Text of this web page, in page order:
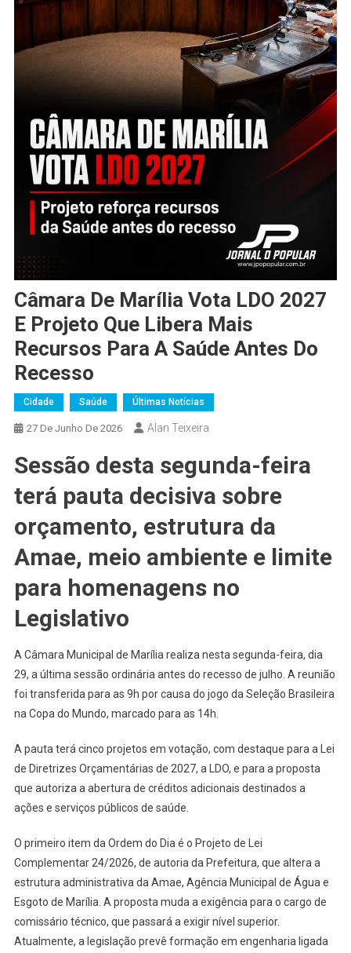
Câmara De Marília Vota LDO 2027
E Projeto Que Libera Mais
Recursos Para A Saúde Antes Do
Recesso
Cidade Saúde Últimas Notícias
27 De Junho De 2026 Alan Teixeira
Sessão desta segunda-feira
terá pauta decisiva sobre
orçamento, estrutura da
Amae, meio ambiente e limite
para homenagens no
Legislativo
A Câmara Municipal de Marília realiza nesta segunda-feira, dia
29, a última sessão ordinária antes do recesso de julho. A reunião
foi transferida para as 9h por causa do jogo da Seleção Brasileira
na Copa do Mundo, marcado para as 14h.
A pauta terá cinco projetos em votação, com destaque para a Lei
de Diretrizes Orçamentárias de 2027, a LDO, e para a proposta
que autoriza a abertura de créditos adicionais destinados a
ações e serviços públicos de saúde.
O primeiro item da Ordem do Dia é o Projeto de Lei
Complementar 24/2026, de autoria da Prefeitura, que altera a
estrutura administrativa da Amae, Agência Municipal de Água e
Esgoto de Marília. A proposta muda a exigência para o cargo de
comissário técnico, que passará a exigir nível superior.
Atualmente, a legislação prevê formação em engenharia ligada